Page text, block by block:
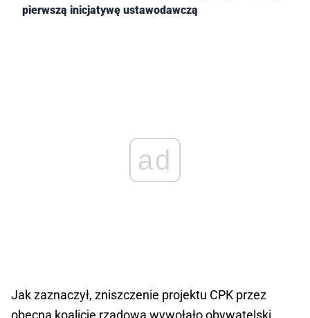
pierwszą inicjatywę ustawodawczą
ad
Jak zaznaczył, zniszczenie projektu CPK przez
obecną koalicję rządową wywołało obywatelski